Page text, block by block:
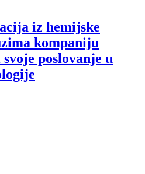
iz hemijske
kompaniju
poslovanje u